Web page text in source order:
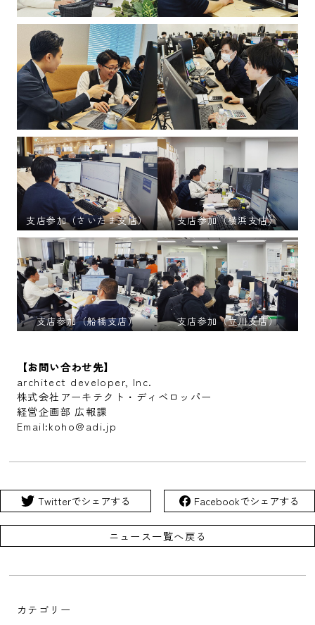
支店参加（さいたま支店） 支店参加（横浜支店）
支店参加（船橋支店） 支店参加（立川支店）
【お問い合わせ先】
architect developer, Inc.
株式会社アーキテクト・ディベロッパー
経営企画部 広報課
Email:koho@adi.jp
Twitterでシェアする Facebookでシェアする
ニュース一覧へ戻る
カテゴリー